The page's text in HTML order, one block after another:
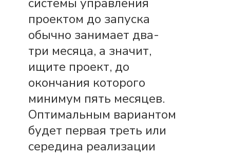
проектом до запуска
обычно занимает два-
три месяца, а значит,
ищите проект, до
окончания которого
минимум пять месяцев.
Оптимальным вариантом
будет первая треть или
середина реализации